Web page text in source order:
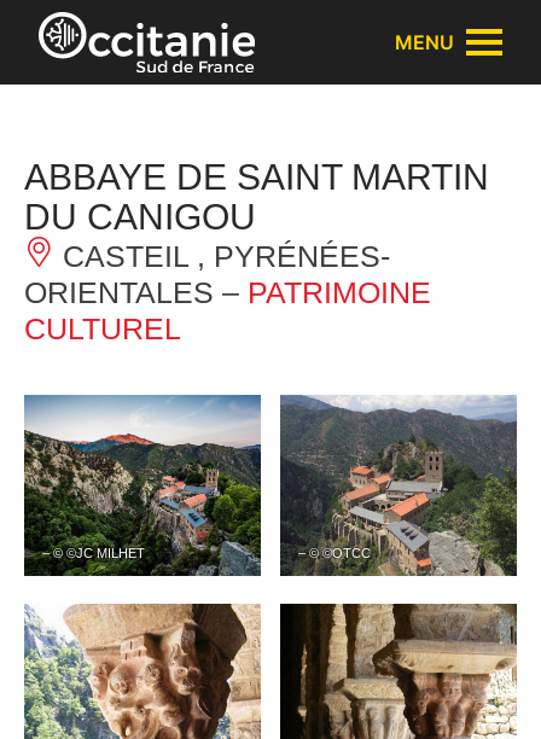
Panneau de gestion des cookies
MENU
ABBAYE DE SAINT MARTIN
DU CANIGOU
CASTEIL , PYRÉNÉES-
ORIENTALES – PATRIMOINE
CULTUREL
– © ©JC MILHET – © ©OTCC